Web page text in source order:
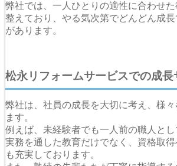
弊社では、一人ひとりの適性に合わせ
整えており、やる気次第でどんどん成
があります。
松永リフォームサービスでの成
弊社は、社員の成長を大切に考え、様
ます。
例えば、未経験者でも一人前の職人とし
実務を通した教育だけでなく、資格取
も充実しております。